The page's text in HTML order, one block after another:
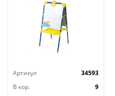
Артикул
34593
В кор.
9